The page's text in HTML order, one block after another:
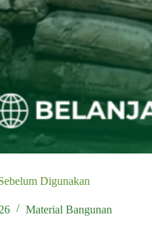
Digunakan
Material Bangunan